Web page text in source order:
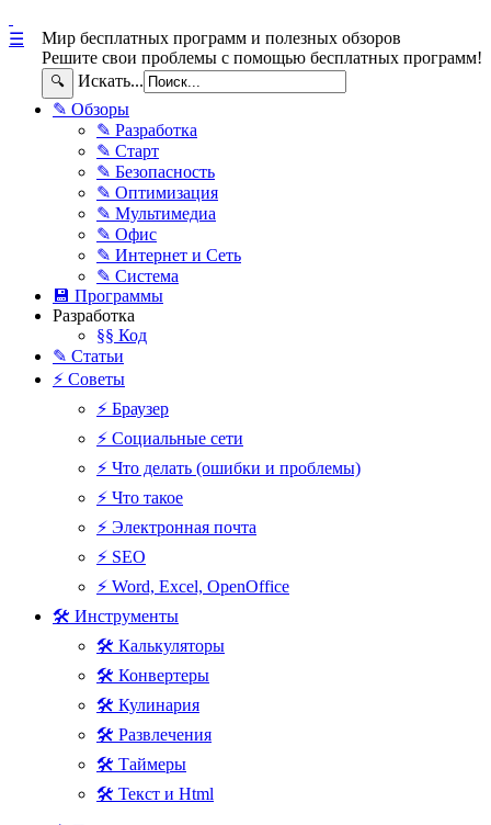
Мир бесплатных программ и полезных обзоров
Решите свои проблемы с помощью бесплатных программ!
🔍 Искать...
☰
✎ Обзоры
✎ Разработка
✎ Старт
✎ Безопасность
✎ Оптимизация
✎ Мультимедиа
✎ Офис
✎ Интернет и Сеть
✎ Система
💾 Программы
Разработка
§§ Код
✎ Статьи
⚡ Советы
⚡ Браузер
⚡ Социальные сети
⚡ Что делать (ошибки и проблемы)
⚡ Что такое
⚡ Электронная почта
⚡ SEO
⚡ Word, Excel, OpenOffice
🛠 Инструменты
🛠 Калькуляторы
🛠 Конвертеры
🛠 Кулинария
🛠 Развлечения
🛠 Таймеры
🛠 Текст и Html